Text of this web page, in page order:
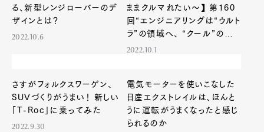
る、新型レンジローバーのデ
ザインとは？
2022.10.6
ままクルマれたい〜】 第160
回“エンジニアリングは“ウルト
ラ”の領域へ、 “クール”の最
高到達点を出したSUV”
2022.10.1
さすがフォルクスワーゲン、
SUVづくりがうまい！ 新しい
「T-Roc」に乗ってみた
2022.9.30
電気モーターを使いこなした
日産エクストレイルは、ほんと
うに運転がうまくなったと感じ
られるのか